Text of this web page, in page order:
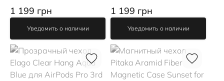
1 199 грн
Уведомить о наличии
1 199 грн
Уведомить о наличии